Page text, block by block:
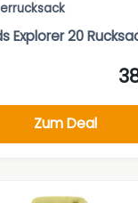
Explorer 20
Zum Deal